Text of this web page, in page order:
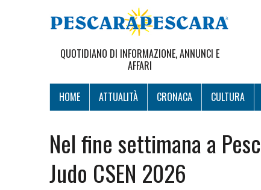
QUOTIDIANO DI INFORMAZIONE, ANNUNCI E
AFFARI
HOME ATTUALITÀ CRONACA CULTURA
Nel fine settimana a
Judo CSEN 2026